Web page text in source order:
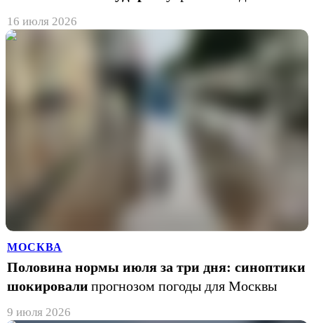
16 июля 2026
МОСКВА
Половина нормы июля за три дня: синоптики
шокировали прогнозом погоды для Москвы
9 июля 2026